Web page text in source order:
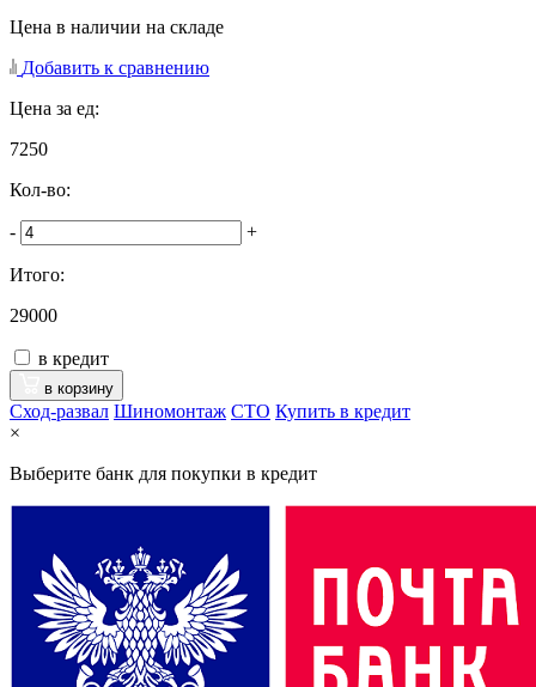
Цена в наличии на складе
Добавить к сравнению
Цена за ед:
7250
Кол-во:
- +
Итого:
29000
в кредит
в корзину
Сход-развал Шиномонтаж CTO Купить в кредит
×
Выберите банк для покупки в кредит